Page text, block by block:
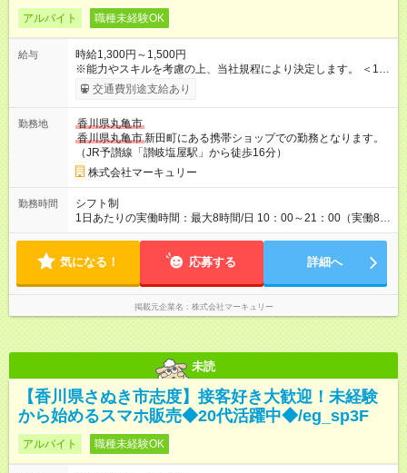
アルバイト 職種未経験OK
給与
時給1,300円～1,500円
※能力やスキルを考慮の上、当社規程により決定します。 ＜1人
ひとりの成長・頑張りを評価＞ 毎年半期ごとに評価制度を実施
し、ビジネスマナーやコンプライアンスなどの項目ごとに目標
アップも叶えています。 1人ひとりの成長や頑張りに対してもし
っかり還元をしていく制度が確立しています！ 【試用期間】試
用期間なし
交通費別途支給あり
勤務地
香川県丸亀市
香川県丸亀市新田町にある携帯ショップでの勤務となります。
（JR予讃線「讃岐塩屋駅」から徒歩16分）
株式会社マーキュリー
勤務時間
シフト制
1日あたりの実働時間：最大8時間/日 10：00～21：00（実働8時
間／休憩1時間） ＜シフト例＞ 10：00～19：00 12：00～21：
の両立も叶います！
気になる！ 応募する 詳細へ
掲載元企業名 株式会社マーキュリー
未読
【香川県さぬき市志度】接客好き大歓迎！未経験
から始めるスマホ販売◆20代活躍中◆/eg_sp3F
アルバイト 職種未経験OK